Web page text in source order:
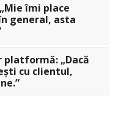
îmi place
general, asta
„Dacă
cu clientul,